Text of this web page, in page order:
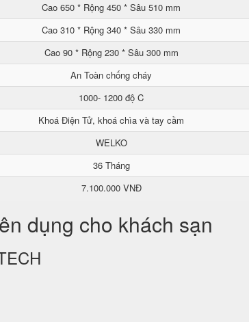
Cao 650 * Rộng 450 * Sâu 510 mm
Cao 310 * Rộng 340 * Sâu 330 mm
Cao 90 * Rộng 230 * Sâu 300 mm
An Toàn chống cháy
1000- 1200 độ C
Khoá Điện Tử, khoá chìa và tay cầm
WELKO
36 Tháng
7.100.000 VNĐ
dụng cho khách sạn